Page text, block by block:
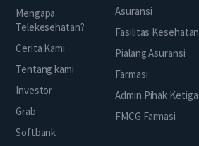
Mengapa
Telekesehatan?
Cerita Kami
Tentang kami
Investor
Grab
Softbank
Asuransi
Fasilitas Kesehatan
Pialang Asuransi
Farmasi
Admin Pihak Ketiga
FMCG Farmasi